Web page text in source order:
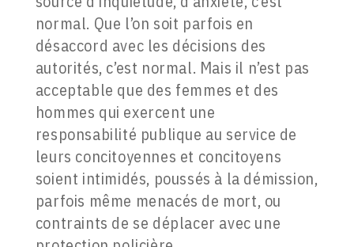
normal. Que l’on soit parfois en
désaccord avec les décisions des
autorités, c’est normal. Mais il n’est pas
acceptable que des femmes et des
hommes qui exercent une
responsabilité publique au service de
leurs concitoyennes et concitoyens
soient intimidés, poussés à la démission,
parfois même menacés de mort, ou
contraints de se déplacer avec une